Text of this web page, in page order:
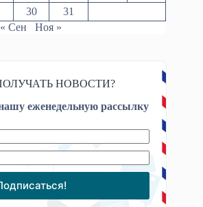
30
31
« Сен
Ноя »
НОВОСТИ?
еженедельную рассылку